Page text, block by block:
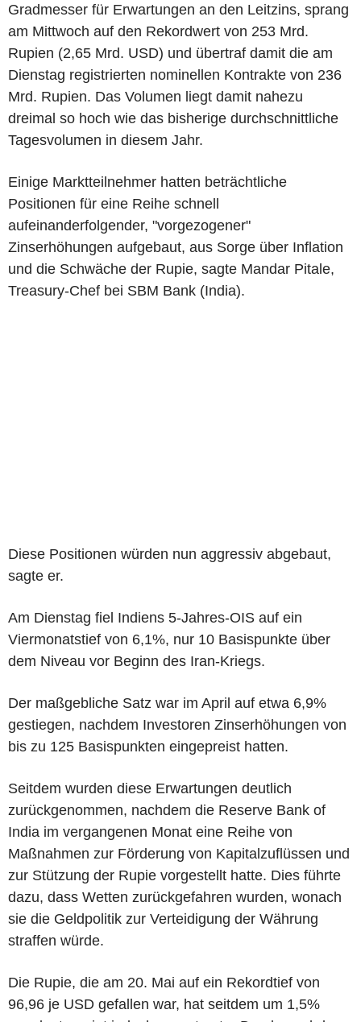
Gradmesser für Erwartungen an den Leitzins, sprang
am Mittwoch auf den Rekordwert von 253 Mrd.
Rupien (2,65 Mrd. USD) und übertraf damit die am
Dienstag registrierten nominellen Kontrakte von 236
Mrd. Rupien. Das Volumen liegt damit nahezu
dreimal so hoch wie das bisherige durchschnittliche
Tagesvolumen in diesem Jahr.
Einige Marktteilnehmer hatten beträchtliche
Positionen für eine Reihe schnell
aufeinanderfolgender, "vorgezogener"
Zinserhöhungen aufgebaut, aus Sorge über Inflation
und die Schwäche der Rupie, sagte Mandar Pitale,
Treasury-Chef bei SBM Bank (India).
Diese Positionen würden nun aggressiv abgebaut,
sagte er.
Am Dienstag fiel Indiens 5-Jahres-OIS auf ein
Viermonatstief von 6,1%, nur 10 Basispunkte über
dem Niveau vor Beginn des Iran-Kriegs.
Der maßgebliche Satz war im April auf etwa 6,9%
gestiegen, nachdem Investoren Zinserhöhungen von
bis zu 125 Basispunkten eingepreist hatten.
Seitdem wurden diese Erwartungen deutlich
zurückgenommen, nachdem die Reserve Bank of
India im vergangenen Monat eine Reihe von
Maßnahmen zur Förderung von Kapitalzuflüssen und
zur Stützung der Rupie vorgestellt hatte. Dies führte
dazu, dass Wetten zurückgefahren wurden, wonach
sie die Geldpolitik zur Verteidigung der Währung
straffen würde.
Die Rupie, die am 20. Mai auf ein Rekordtief von
96,96 je USD gefallen war, hat seitdem um 1,5%